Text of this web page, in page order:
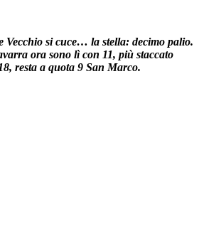
Vecchio si cuce… la stella: decimo palio.
ora sono lì con 11, più staccato
resta a quota 9 San Marco.